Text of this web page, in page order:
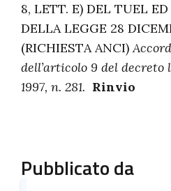
8, LETT. E) DEL TUEL ED
DELLA LEGGE 28
(RICHIESTA ANCI)
dell’articolo 9 del decreto
1997, n. 281. Rinvio
Pubblicato da